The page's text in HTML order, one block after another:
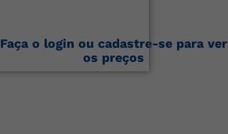
Faça o login ou cadastre-se para ver
os preços